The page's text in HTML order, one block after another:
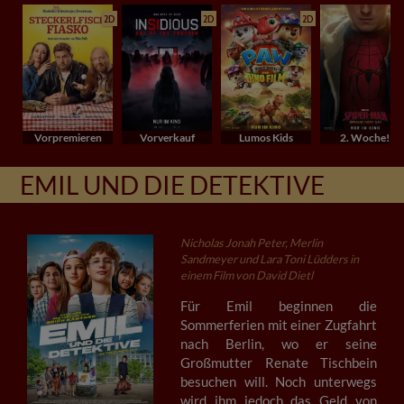
2D
Vorpremieren
2D
Vorverkauf
2D
Lumos Kids 2. Woche!
EMIL UND DIE DETEKTIVE
Nicholas Jonah Peter, Merlin
Sandmeyer und Lara Toni Lüdders in
einem Film von David Dietl
Für Emil beginnen die
Sommerferien mit einer Zugfahrt
nach Berlin, wo er seine
Großmutter Renate Tischbein
besuchen will. Noch unterwegs
wird ihm jedoch das Geld von